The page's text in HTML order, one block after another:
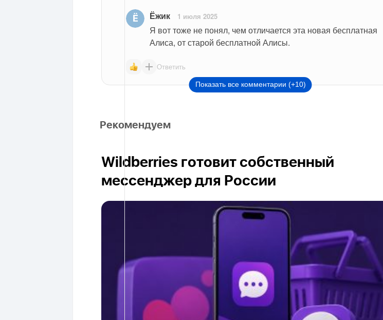
Ёжик 1 июля 2025
Я вот тоже не понял, чем отличается эта новая бесплатная
Алиса, от старой бесплатной Алисы.
Ответить
Показать все комментарии (+10)
Рекомендуем
Wildberries готовит собственный
мессенджер для России